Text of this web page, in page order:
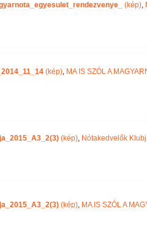
(kép),
(kép), MA IS SZÓL A
(kép), Nótakedvelők
(kép), MA IS SZÓL A